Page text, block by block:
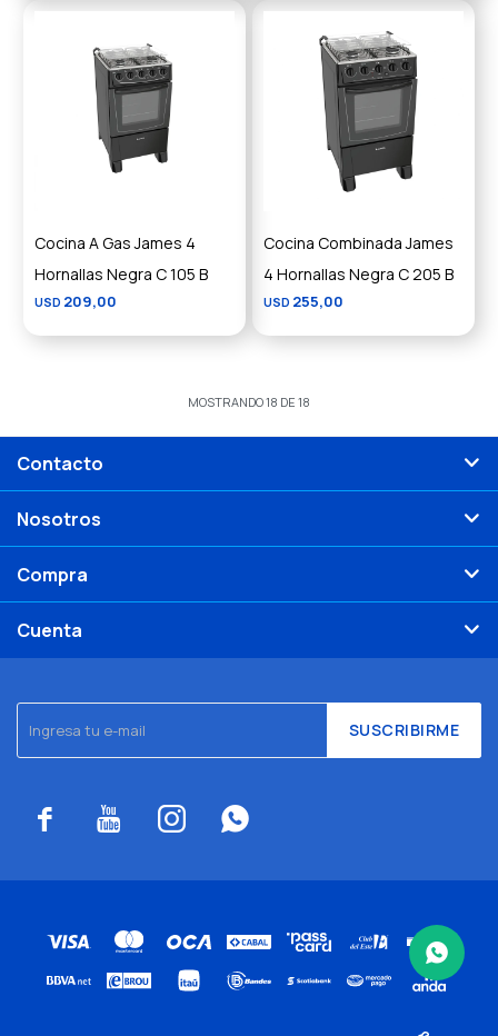
Cocina A Gas James 4
Hornallas Negra C 105 B
USD 209,00
Cocina Combinada James
4 Hornallas Negra C 205 B
USD 255,00
MOSTRANDO18 DE 18
SUSCRIBIRME
   
Contacto
Nosotros
Compra
Cuenta